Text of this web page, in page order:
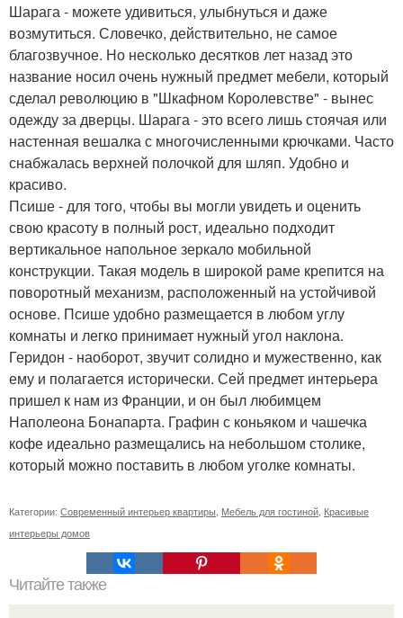
Шарага - можете удивиться, улыбнуться и даже
возмутиться. Словечко, действительно, не самое
благозвучное. Но несколько десятков лет назад это
название носил очень нужный предмет мебели, который
сделал революцию в "Шкафном Королевстве" - вынес
одежду за дверцы. Шарага - это всего лишь стоячая или
настенная вешалка с многочисленными крючками. Часто
снабжалась верхней полочкой для шляп. Удобно и
красиво.
Псише - для того, чтобы вы могли увидеть и оценить
свою красоту в полный рост, идеально подходит
вертикальное напольное зеркало мобильной
конструкции. Такая модель в широкой раме крепится на
поворотный механизм, расположенный на устойчивой
основе. Псише удобно размещается в любом углу
комнаты и легко принимает нужный угол наклона.
Геридон - наоборот, звучит солидно и мужественно, как
ему и полагается исторически. Сей предмет интерьера
пришел к нам из Франции, и он был любимцем
Наполеона Бонапарта. Графин с коньяком и чашечка
кофе идеально размещались на небольшом столике,
который можно поставить в любом уголке комнаты.
Категории: Современный интерьер квартиры Мебель для гостиной Красивые
интерьеры домов
Читайте также